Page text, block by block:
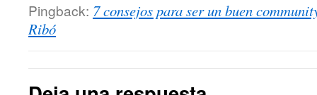
Pingback: 7 consejos para ser un buen
Ribó